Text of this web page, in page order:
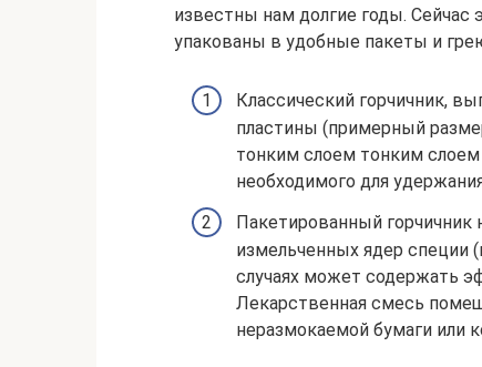
известны нам долгие годы.
упакованы в удобные пакеты и
Классический горчичник,
пластины (примерный
тонким слоем тонким слоем
необходимого для
Пакетированный
измельченных ядер специи
случаях может содержать
Лекарственная смесь
неразмокаемой бумаги или